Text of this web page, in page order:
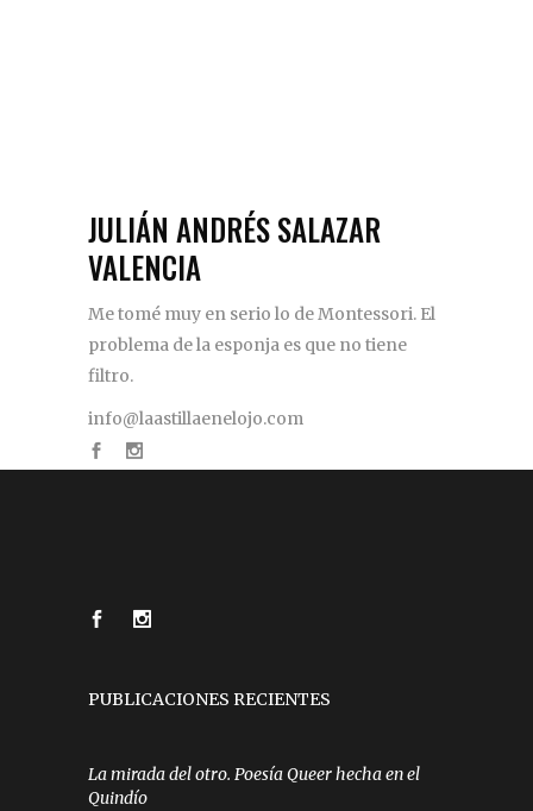
JULIÁN ANDRÉS SALAZAR
VALENCIA
Me tomé muy en serio lo de Montessori. El
problema de la esponja es que no tiene
filtro.
info@laastillaenelojo.com
PUBLICACIONES RECIENTES
La mirada del otro. Poesía Queer hecha en el
Quindío